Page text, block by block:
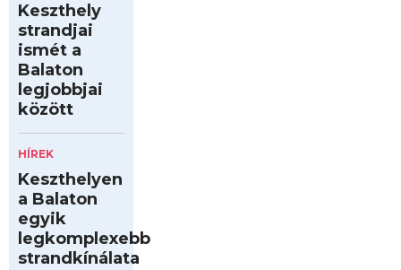
Keszthely
strandjai
ismét a
Balaton
legjobbjai
között
HÍREK
Keszthelyen
a Balaton
egyik
legkomplexebb
strandkínálata